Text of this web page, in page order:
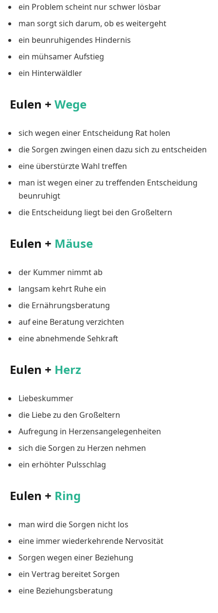
ein Problem scheint nur schwer lösbar
man sorgt sich darum, ob es weitergeht
ein beunruhigendes Hindernis
ein mühsamer Aufstieg
ein Hinterwäldler
Eulen + Wege
sich wegen einer Entscheidung Rat holen
die Sorgen zwingen einen dazu sich zu entscheiden
eine überstürzte Wahl treffen
man ist wegen einer zu treffenden Entscheidung
beunruhigt
die Entscheidung liegt bei den Großeltern
Eulen + Mäuse
der Kummer nimmt ab
langsam kehrt Ruhe ein
die Ernährungsberatung
auf eine Beratung verzichten
eine abnehmende Sehkraft
Eulen + Herz
Liebeskummer
die Liebe zu den Großeltern
Aufregung in Herzensangelegenheiten
sich die Sorgen zu Herzen nehmen
ein erhöhter Pulsschlag
Eulen + Ring
man wird die Sorgen nicht los
eine immer wiederkehrende Nervosität
Sorgen wegen einer Beziehung
ein Vertrag bereitet Sorgen
eine Beziehungsberatung